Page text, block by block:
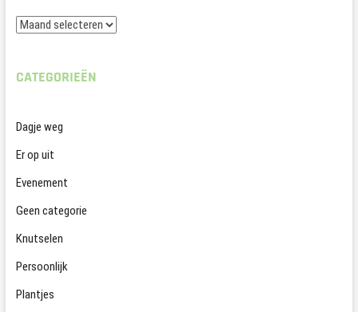
Archieven
CATEGORIEËN
Dagje weg
Er op uit
Evenement
Geen categorie
Knutselen
Persoonlijk
Plantjes